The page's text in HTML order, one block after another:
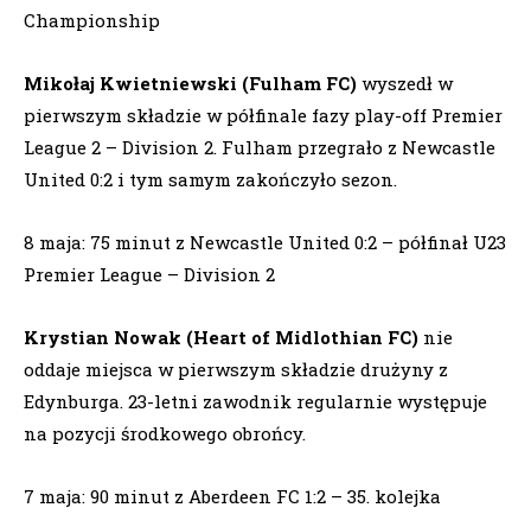
Championship
Mikołaj Kwietniewski (Fulham FC) wyszedł w
pierwszym składzie w półfinale fazy play-off Premier
League 2 – Division 2. Fulham przegrało z Newcastle
United 0:2 i tym samym zakończyło sezon.
8 maja: 75 minut z Newcastle United 0:2 – półfinał U23
Premier League – Division 2
Krystian Nowak (Heart of Midlothian FC) nie
oddaje miejsca w pierwszym składzie drużyny z
Edynburga. 23-letni zawodnik regularnie występuje
na pozycji środkowego obrońcy.
7 maja: 90 minut z Aberdeen FC 1:2 – 35. kolejka